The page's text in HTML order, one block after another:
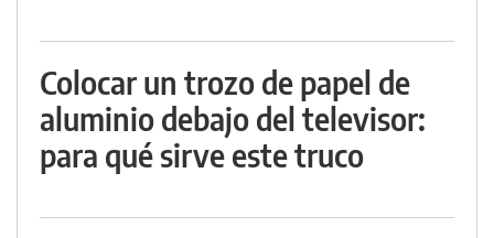
Colocar un trozo de papel de
aluminio debajo del televisor:
para qué sirve este truco